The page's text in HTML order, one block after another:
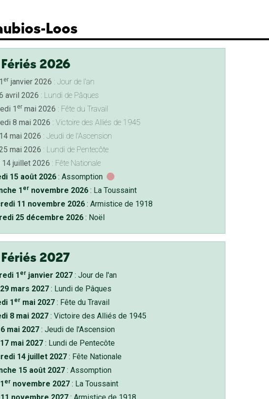
Loos
2026
erjanvier 2026 : Jour de l'an
avril 2026 : Lundi de Pâques
1 ermai 2026 : Fête du Travail
8 mai 2026 : Victoire des Alliés de 1945
mai 2026 : Jeudi de l'Ascension
mai 2026 : Lundi de Pentecôte
14 juillet 2026 : Fête Nationale
15 août 2026: Assomption
1 ernovembre 2026: La Toussaint
11 novembre 2026: Armistice de 1918
25 décembre 2026: Noël
2027
1 erjanvier 2027: Jour de l'an
mars 2027: Lundi de Pâques
1 ermai 2027: Fête du Travail
8 mai 2027: Victoire des Alliés de 1945
mai 2027: Jeudi de l'Ascension
mai 2027: Lundi de Pentecôte
14 juillet 2027: Fête Nationale
15 août 2027: Assomption
ernovembre 2027: La Toussaint
novembre 2027: Armistice de 1918